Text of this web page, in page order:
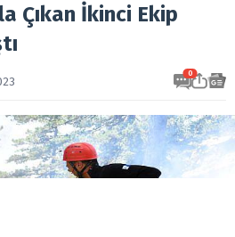
Çıkan İkinci Ekip
0